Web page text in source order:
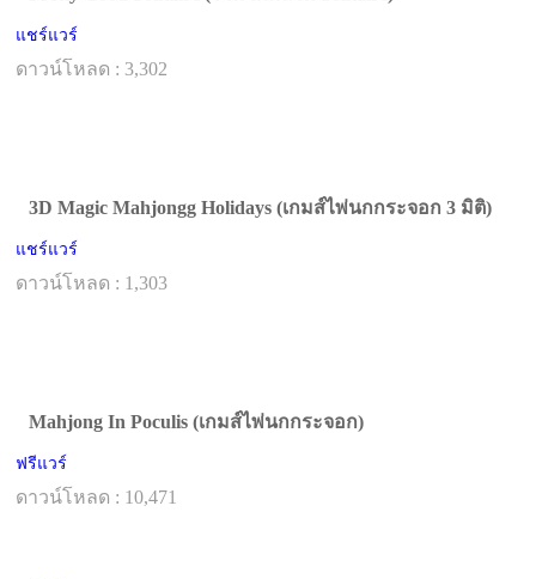
แชร์แวร์
ดาวน์โหลด : 3,302
3D Magic Mahjongg Holidays (เกมส์ไพ่นกกระจอก 3 มิติ)
แชร์แวร์
ดาวน์โหลด : 1,303
Mahjong In Poculis (เกมส์ไพ่นกกระจอก)
ฟรีแวร์
ดาวน์โหลด : 10,471